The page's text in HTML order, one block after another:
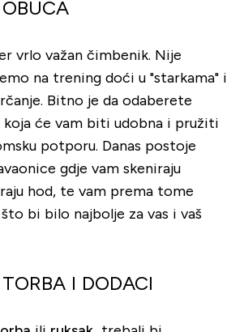
vrlo važan čimbenik. Nije
na trening doći u "starkama" i
Bitno je da odaberete
koja će vam biti udobna i pružiti
potporu. Danas postoje
gdje vam skeniraju
hod, te vam prema tome
bi bilo najbolje za vas i vaš
I DODACI